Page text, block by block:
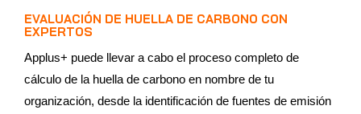
EVALUACIÓN DE HUELLA DE CARBONO CON
EXPERTOS
Applus+ puede llevar a cabo el proceso completo de
cálculo de la huella de carbono en nombre de tu
organización, desde la identificación de fuentes de emisión